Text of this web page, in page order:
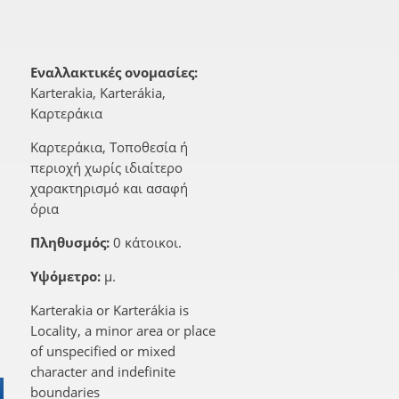
Εναλλακτικές ονομασίες:
Karterakia, Karterákia,
Καρτεράκια
Καρτεράκια, Τοποθεσία ή
περιοχή χωρίς ιδιαίτερο
χαρακτηρισμό και ασαφή
όρια
Πληθυσμός: 0 κάτοικοι.
Υψόμετρο: μ.
Karterakia or Karterákia is
Locality, a minor area or place
of unspecified or mixed
character and indefinite
boundaries